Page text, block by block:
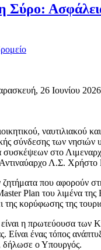
Σύρο:
26 Ιουνίου
ναυτιλιακού
σύνδεσης των νησιών
συσκέψεων στο
Λ.Σ. Χρήστο
ζητήματα που αφορούν
Plan του λιμένα
κορύφωσης της
η πρωτεύουσα των
Είναι ένας τόπος
δήλωσε ο Υπουργός.